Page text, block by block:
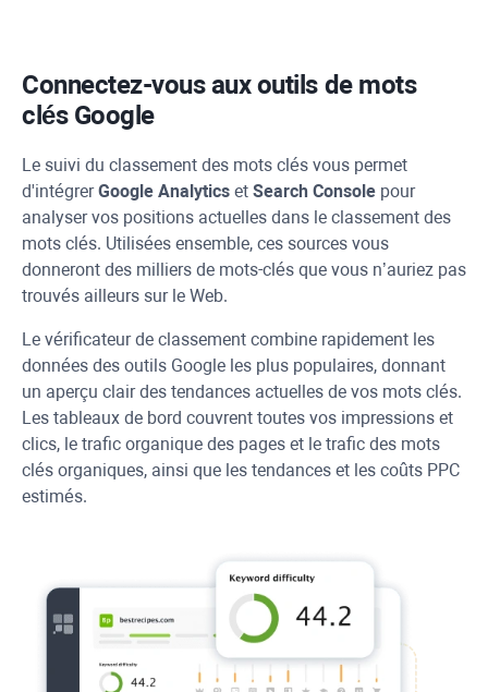
Connectez-vous aux outils de mots
clés Google
Le suivi du classement des mots clés vous permet
d'intégrerGoogle Analytics et Search Console pour
analyser vos positions actuelles dans le classement des
mots clés. Utilisées ensemble, ces sources vous
donneront des milliers de mots-clés que vous n’auriez pas
trouvés ailleurs sur le Web.
Le vérificateur de classement combine rapidement les
données des outils Google les plus populaires, donnant
un aperçu clair des tendances actuelles de vos mots clés.
Les tableaux de bord couvrent toutes vos impressions et
clics, le trafic organique des pages et le trafic des mots
clés organiques, ainsi que les tendances et les coûts PPC
estimés.